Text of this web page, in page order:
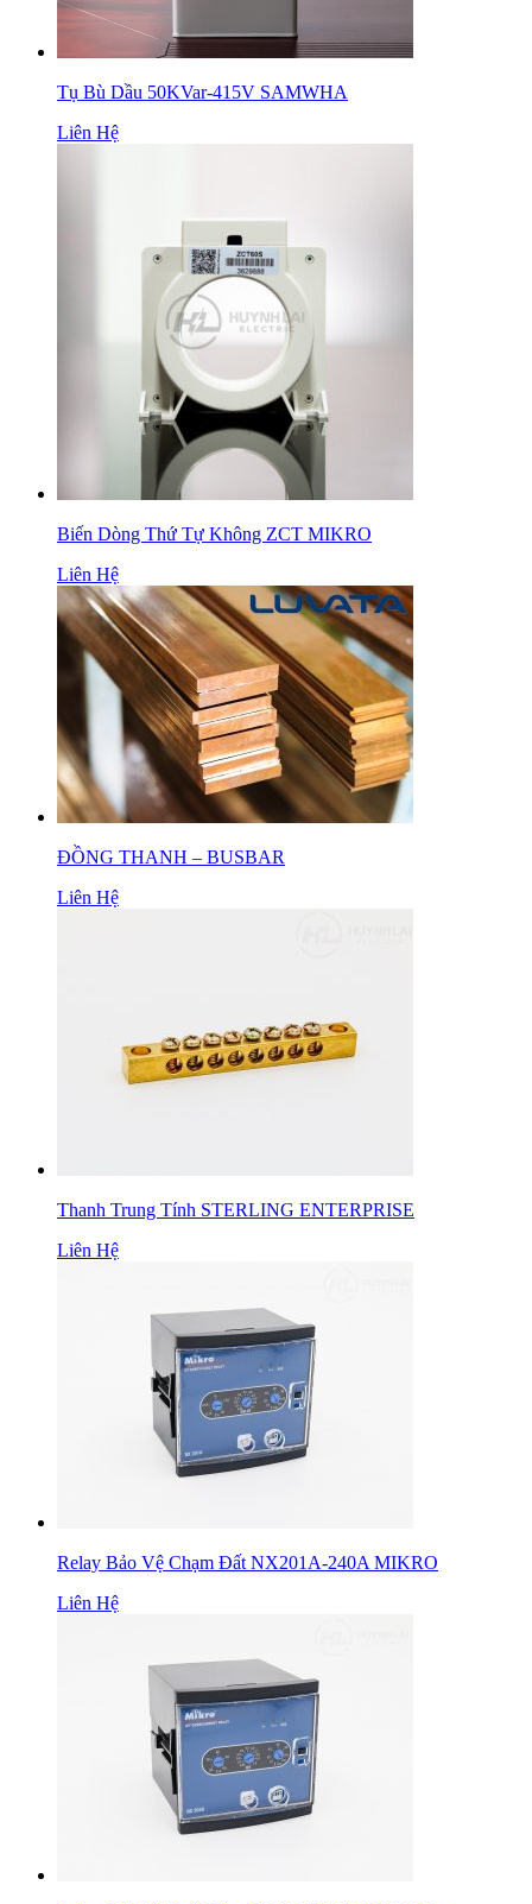
Tụ Bù Dầu 50KVar-415V SAMWHA
Liên Hệ
Biến Dòng Thứ Tự Không ZCT MIKRO
Liên Hệ
ĐỒNG THANH – BUSBAR
Liên Hệ
Thanh Trung Tính STERLING ENTERPRISE
Liên Hệ
Relay Bảo Vệ Chạm Đất NX201A-240A MIKRO
Liên Hệ